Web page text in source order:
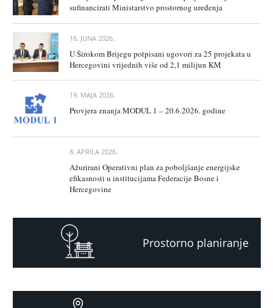
sufinancirati Ministarstvo prostornog uređenja
16. JUNA 2026.
U Širokom Brijegu potpisani ugovori za 25 projekata u
Hercegovini vrijednih više od 2,1 milijun KM
19. MAJA 2026.
Provjera znanja MODUL 1 – 20.6.2026. godine
8. APRILA 2026.
Ažurirani Operativni plan za poboljšanje energijske
efikasnosti u institucijama Federacije Bosne i
Hercegovine
Prostorno planiranje